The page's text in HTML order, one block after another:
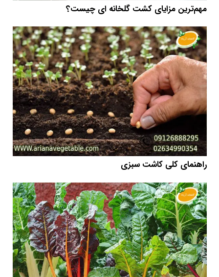
مهم‌ترین مزایای کشت گلخانه ای چیست؟
راهنمای کلی کاشت سبزی